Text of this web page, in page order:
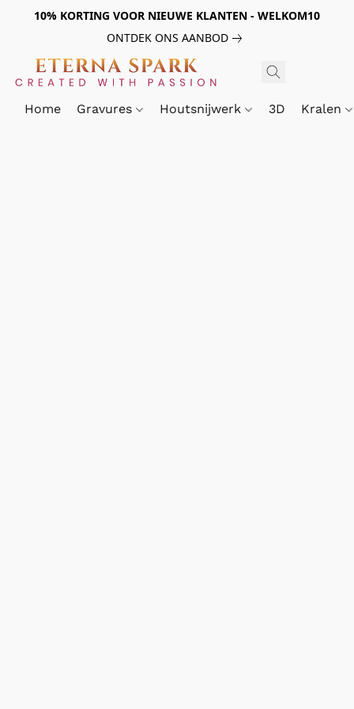
10% KORTING VOOR NIEUWE KLANTEN - WELKOM10
ONTDEK ONS AANBOD
Home Gravures Houtsnijwerk 3D Kralen